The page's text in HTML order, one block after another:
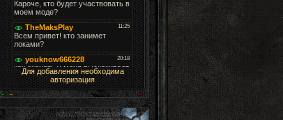
Для добавления необходима
авторизация